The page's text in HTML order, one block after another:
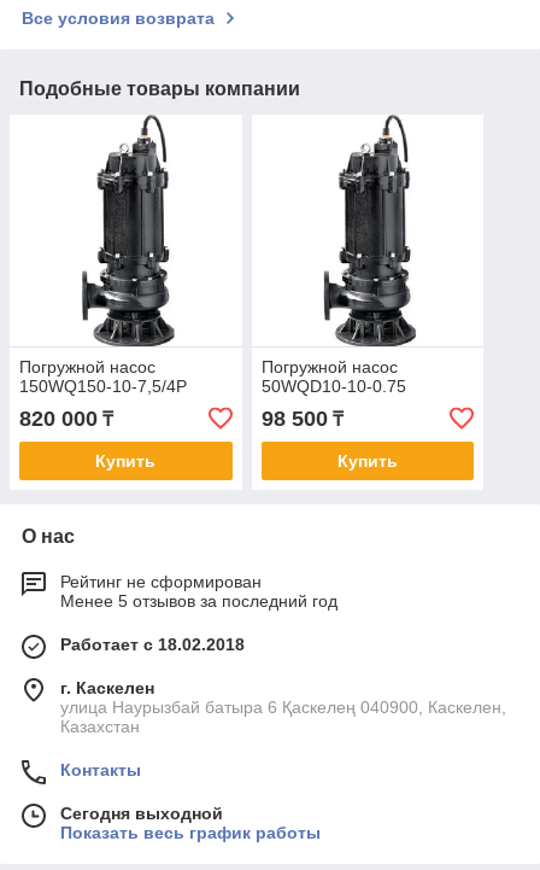
Все условия возврата
Подобные товары компании
Погружной насос
150WQ150-10-7,5/4P
820 000 ₸
Купить
Погружной насос
50WQD10-10-0.75
98 500₸
Купить
О нас
Рейтинг не сформирован
Менее 5 отзывов за последний год
Работает с 18.02.2018
г. Каскелен
улица Наурызбай батыра 6 Қаскелең 040900, Каскелен,
Казахстан
Контакты
Сегодня выходной
Показать весь график работы